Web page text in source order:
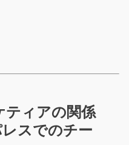
ティアの関係
スでのチー